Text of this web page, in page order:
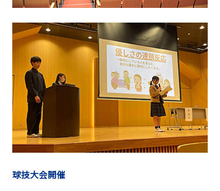
球技大会開催